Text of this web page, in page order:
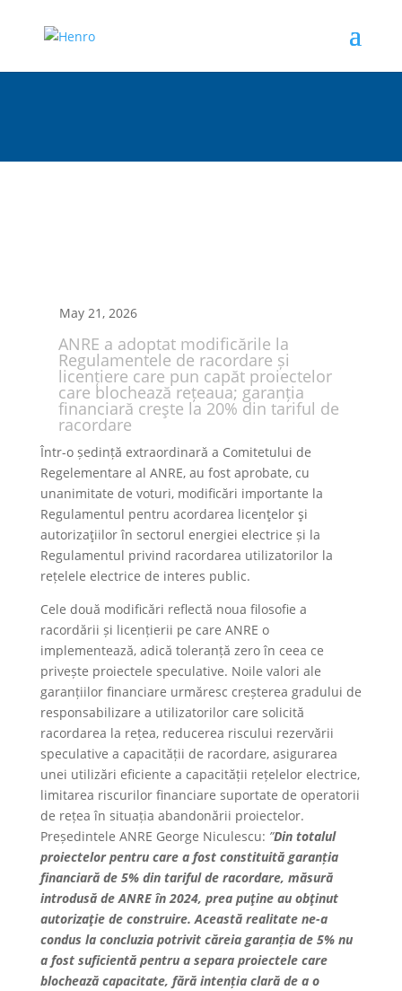
May 21, 2026
ANRE a adoptat modificările la
Regulamentele de racordare și
licențiere care pun capăt proiectelor
care blochează rețeaua; garanția
financiară creşte la 20% din tariful de
racordare
Într-o ședință extraordinară a Comitetului de
Regelementare al ANRE, au fost aprobate, cu
unanimitate de voturi, modificări importante la
Regulamentul pentru acordarea licenţelor şi
autorizaţiilor în sectorul energiei electrice și la
Regulamentul privind racordarea utilizatorilor la
rețelele electrice de interes public.
Cele două modificări reflectă noua filosofie a
racordării și licențierii pe care ANRE o
implementează, adică toleranță zero în ceea ce
privește proiectele speculative. Noile valori ale
garanțiilor financiare urmăresc creșterea gradului de
responsabilizare a utilizatorilor care solicită
racordarea la rețea, reducerea riscului rezervării
speculative a capacității de racordare, asigurarea
unei utilizări eficiente a capacității rețelelor electrice,
limitarea riscurilor financiare suportate de operatorii
de rețea în situația abandonării proiectelor.
Președintele ANRE George Niculescu: ”Din totalul
proiectelor pentru care a fost constituită garanția
financiară de 5% din tariful de racordare, măsură
introdusă de ANRE în 2024, prea puţine au obţinut
autorizaţie de construire. Această realitate ne-a
condus la concluzia potrivit căreia garanția de 5% nu
a fost suficientă pentru a separa proiectele care
blochează capacitate, fără intenția clară de a o